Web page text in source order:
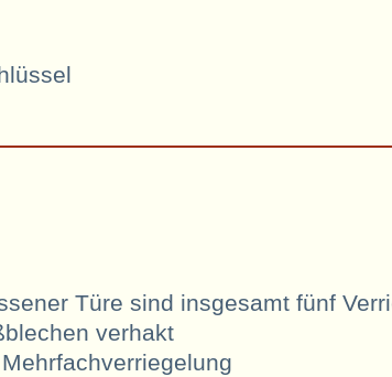
Türe sind insgesamt fünf
verhakt